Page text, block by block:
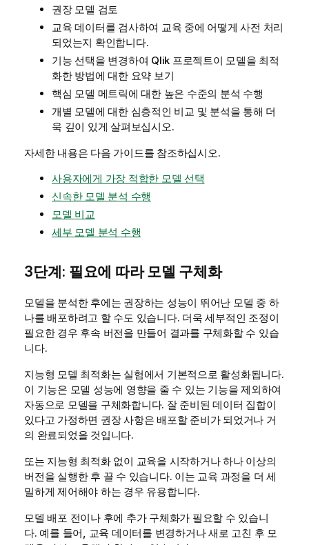
권장 모델 검토
교육 데이터를 검사하여 교육 중에 어떻게 사전 처리
되었는지 확인합니다.
기능 선택을 변경하여 Qlik 프로젝트이 모델을 최적
화한 방법에 대한 요약 보기
핵심 모델 메트릭에 대한 높은 수준의 분석 수행
개별 모델에 대한 심층적인 비교 및 분석을 통해 더
욱 깊이 있게 살펴보십시오.
자세한 내용은 다음 가이드를 참조하십시오.
사용자에게 가장 적합한 모델 선택
신속한 모델 분석 수행
모델 비교
세부 모델 분석 수행
3단계: 필요에 따라 모델 구체화
모델을 분석한 후에는 권장하는 성능이 뛰어난 모델 중 하
나를 배포하려고 할 수도 있습니다. 더욱 세부적인 조정이
필요한 경우 후속 버전을 만들어 결과를 구체화할 수 있습
니다.
지능형 모델 최적화는 실험에서 기본적으로 활성화됩니다.
이 기능은 모델 성능에 영향을 줄 수 있는 기능을 제외하여
자동으로 모델을 구체화합니다. 잘 준비된 데이터 집합이
있다고 가정하면 권장 사항은 배포할 준비가 되었거나 거
의 완료되었을 것입니다.
또는 지능형 최적화 없이 교육을 시작하거나 하나 이상의
버전을 실행한 후 끌 수 있습니다. 이는 교육 과정을 더 세
밀하게 제어해야 하는 경우 유용합니다.
모델 배포 전이나 후에 추가 구체화가 필요할 수 있습니
다. 예를 들어, 교육 데이터를 변경하거나 새로 고친 후 모